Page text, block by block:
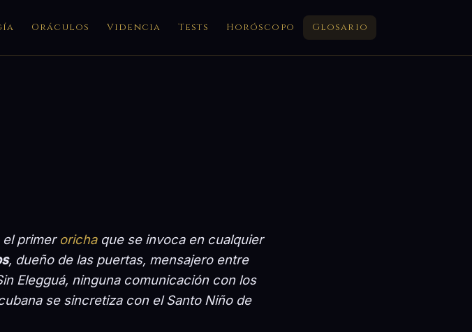
Oráculos Videncia Tests Horóscopo Glosario
el primer orichaque se invoca en cualquier
, dueño de las puertas, mensajero entre
Elegguá, ninguna comunicación con los
se sincretiza con el Santo Niño de